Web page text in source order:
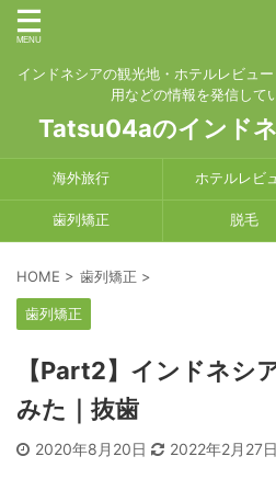
インドネシアの観光地・ホテルレビュ
用などの情報を発信して
Tatsu04aのインド
海外旅行 ホテルレビ
歯列矯正 脱毛
HOME > 歯列矯正 >
歯列矯正
【Part2】インドネシ
みた｜抜歯
2020年8月20日 2022年2月27日